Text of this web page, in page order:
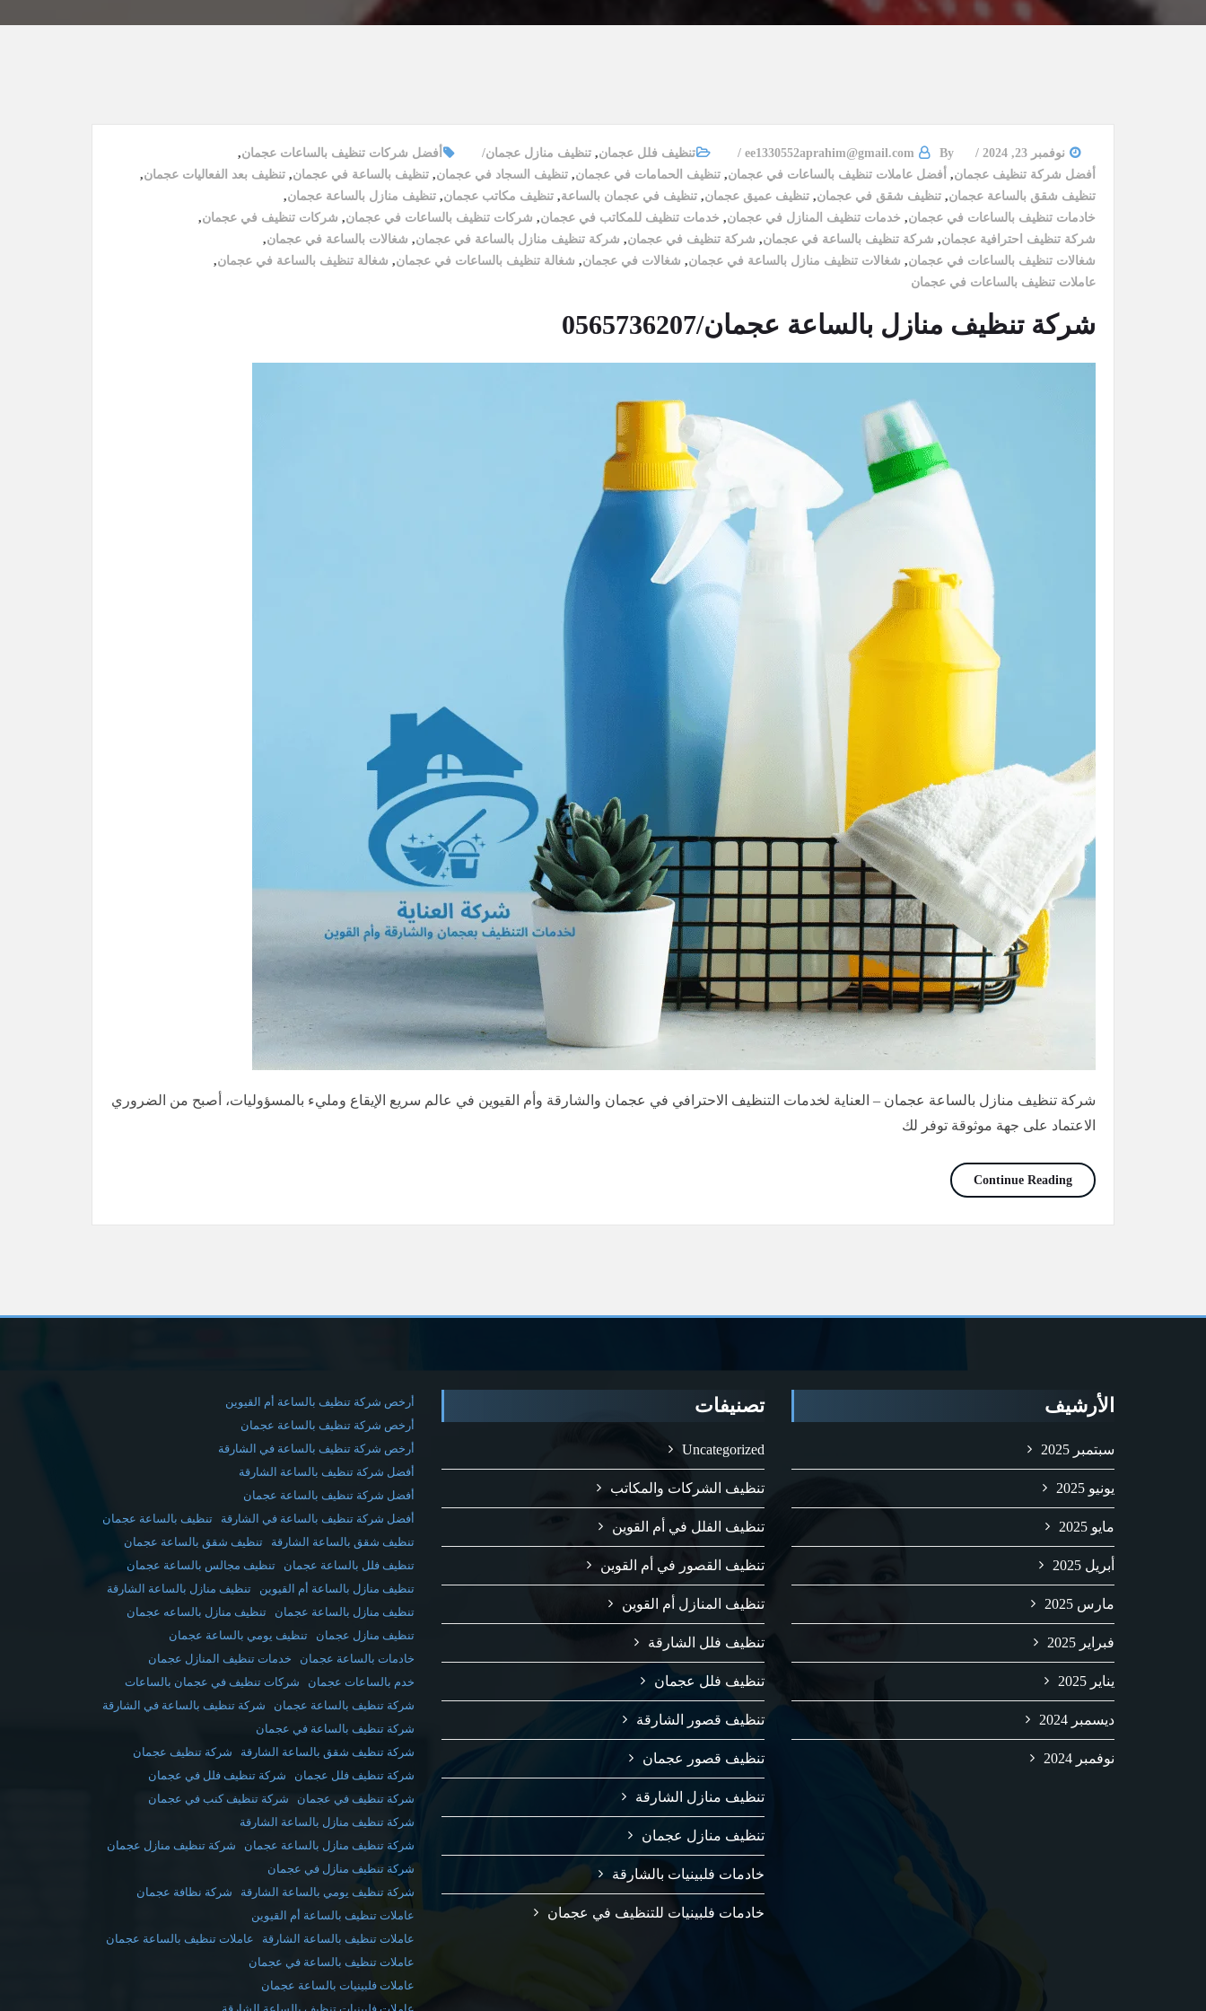
نوفمبر 23, 2024 By
ee1330552aprahim@gmail.com تنظيف فلل عجمان, تنظيف منازل عجمان أفضل شركات تنظيف بالساعات عجمان,
أفضل شركة تنظيف عجمان, أفضل عاملات تنظيف بالساعات في عجمان, تنظيف الحمامات في عجمان, تنظيف السجاد في عجمان, تنظيف بالساعة في عجمان, تنظيف بعد الفعاليات عجمان,
تنظيف شقق بالساعة عجمان, تنظيف شقق في عجمان, تنظيف عميق عجمان, تنظيف في عجمان بالساعة, تنظيف مكاتب عجمان, تنظيف منازل بالساعة عجمان,
خادمات تنظيف بالساعات في عجمان, خدمات تنظيف المنازل في عجمان, خدمات تنظيف للمكاتب في عجمان, شركات تنظيف بالساعات في عجمان, شركات تنظيف في عجمان,
شركة تنظيف احترافية عجمان, شركة تنظيف بالساعة في عجمان, شركة تنظيف في عجمان, شركة تنظيف منازل بالساعة في عجمان, شغالات بالساعة في عجمان,
شغالات تنظيف بالساعات في عجمان, شغالات تنظيف منازل بالساعة في عجمان, شغالات في عجمان, شغالة تنظيف بالساعات في عجمان, شغالة تنظيف بالساعة في عجمان,
عاملات تنظيف بالساعات في عجمان
شركة تنظيف منازل بالساعة عجمان/0565736207
شركة تنظيف منازل بالساعة عجمان – العناية لخدمات التنظيف الاحترافي في عجمان والشارقة وأم القيوين في عالم سريع الإيقاع ومليء بالمسؤوليات، أصبح من الضروري
الاعتماد على جهة موثوقة توفر لك
Continue Readingشركة تنظيف منازل بالساعة عجمان/0565736207
أرخص شركة تنظيف بالساعة أم القيوين
أرخص شركة تنظيف بالساعة عجمان
أرخص شركة تنظيف بالساعة في الشارقة
أفضل شركة تنظيف بالساعة الشارقة
أفضل شركة تنظيف بالساعة عجمان
أفضل شركة تنظيف بالساعة في الشارقة
تنظيف بالساعة عجمان
تنظيف شقق بالساعة الشارقة
تنظيف شقق بالساعة عجمان
تنظيف فلل بالساعة عجمان
تنظيف مجالس بالساعة عجمان
تنظيف منازل بالساعة أم القيوين
تنظيف منازل بالساعة الشارقة
تنظيف منازل بالساعة عجمان
تنظيف منازل بالساعه عجمان
تنظيف منازل عجمان
تنظيف يومي بالساعة عجمان
خادمات بالساعة عجمان
خدمات تنظيف المنازل عجمان
خدم بالساعات عجمان
شركات تنظيف في عجمان بالساعات
شركة تنظيف بالساعة عجمان
شركة تنظيف بالساعة في الشارقة
شركة تنظيف بالساعة في عجمان
شركة تنظيف شقق بالساعة الشارقة
شركة تنظيف عجمان
شركة تنظيف فلل عجمان
شركة تنظيف فلل في عجمان
شركة تنظيف في عجمان
شركة تنظيف كنب في عجمان
شركة تنظيف منازل بالساعة الشارقة
شركة تنظيف منازل بالساعة عجمان
شركة تنظيف منازل عجمان
شركة تنظيف منازل في عجمان
شركة تنظيف يومي بالساعة الشارقة
شركة نظافة عجمان
عاملات تنظيف بالساعة أم القيوين
عاملات تنظيف بالساعة الشارقة
عاملات تنظيف بالساعة عجمان
عاملات تنظيف بالساعة في عجمان
عاملات فلبينيات بالساعة عجمان
تصنيفات
Uncategorized
تنظيف الشركات والمكاتب
تنظيف الفلل في أم القوين
تنظيف القصور في أم القوين
تنظيف المنازل أم القوين
تنظيف فلل الشارقة
تنظيف فلل عجمان
تنظيف قصور الشارقة
تنظيف قصور عجمان
تنظيف منازل الشارقة
تنظيف منازل عجمان
خادمات فلبينيات بالشارقة
خادمات فلبينيات للتنظيف في عجمان
الأرشيف
سبتمبر 2025
يونيو 2025
مايو 2025
أبريل 2025
مارس 2025
فبراير 2025
يناير 2025
ديسمبر 2024
نوفمبر 2024